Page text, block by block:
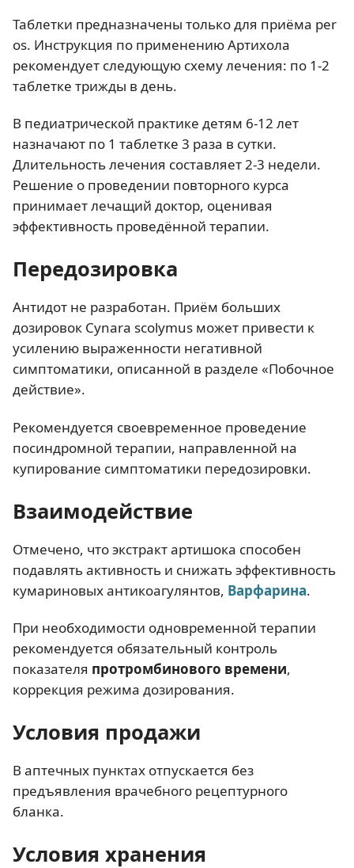
Таблетки предназначены только для приёма per
os. Инструкция по применению Артихола
рекомендует следующую схему лечения: по 1-2
таблетке трижды в день.
В педиатрической практике детям 6-12 лет
назначают по 1 таблетке 3 раза в сутки.
Длительность лечения составляет 2-3 недели.
Решение о проведении повторного курса
принимает лечащий доктор, оценивая
эффективность проведённой терапии.
Передозировка
Антидот не разработан. Приём больших
дозировок Cynara scolymus может привести к
усилению выраженности негативной
симптоматики, описанной в разделе «Побочное
действие».
Рекомендуется своевременное проведение
посиндромной терапии, направленной на
купирование симптоматики передозировки.
Взаимодействие
Отмечено, что экстракт артишока способен
подавлять активность и снижать эффективность
кумариновых антикоагулянтов, Варфарина.
При необходимости одновременной терапии
рекомендуется обязательный контроль
показателя протромбинового времени,
коррекция режима дозирования.
Условия продажи
В аптечных пунктах отпускается без
предъявления врачебного рецептурного
бланка.
Условия хранения